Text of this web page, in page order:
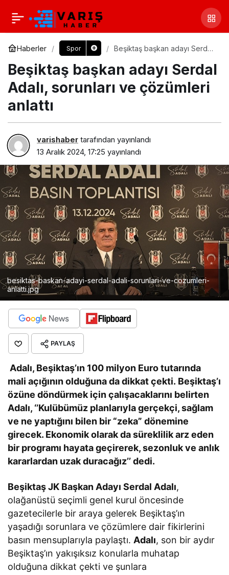
Haberler Spor
Beşiktaş başkan adayı Serdal
anlattı
Beşiktaş başkan adayı Serdal
Adalı, sorunları ve çözümleri
anlattı
varishaber tarafından yayınlandı
13 Aralık 2024, 17:25 yayınlandı
besiktas-baskan-adayi-serdal-adali-sorunlari-ve-cozumleri-
anlatti.jpg
PAYLAŞ
Adalı, Beşiktaş’ın 100 milyon Euro tutarında
mali açığının olduğuna da dikkat çekti. Beşiktaş’ı
özüne döndürmek için çalışacaklarını belirten
Adalı, ‘’Kulübümüz planlarıyla gerçekçi, sağlam
ve ne yaptığını bilen bir “zeka” dönemine
girecek. Ekonomik olarak da süreklilik arz eden
bir programı hayata geçirerek, sezonluk ve anlık
kararlardan uzak duracağız’’ dedi.
Beşiktaş JK Başkan Adayı Serdal Adalı,
olağanüstü seçimli genel kurul öncesinde
gazetecilerle bir araya gelerek Beşiktaş’ın
yaşadığı sorunlara ve çözümlere dair fikirlerini
basın mensuplarıyla paylaştı. Adalı, son bir aydır
Beşiktaş’ın yakışıksız konularla muhatap
olduğuna dikkat çekti ve şunlara